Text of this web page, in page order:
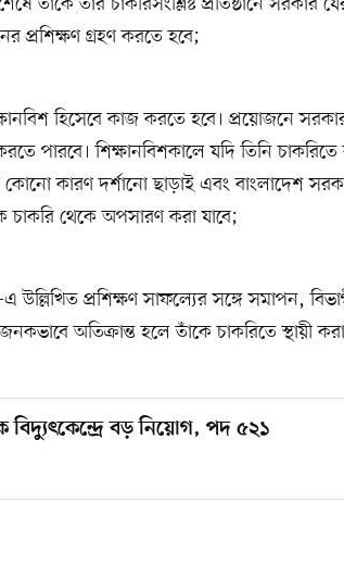
প্রশিক্ষণ গ্রহণ করতে হবে;
হিসেবে কাজ করতে হবে। প্রয়োজনে
পারবে। শিক্ষানবিশকালে যদি তিনি
কারণ দর্শানো ছাড়াই এবং বাংলাদেশ
চাকরি থেকে অপসারণ করা যাবে;
প্রশিক্ষণ সাফল্যের সঙ্গে সমাপন,
অতিক্রান্ত হলে তাঁকে চাকরিতে স্থায়ী
বড় নিয়োগ, পদ ৫২১